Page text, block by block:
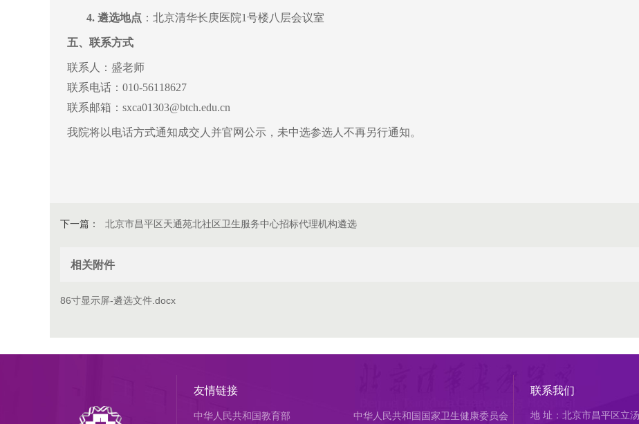
4. 遴选地点 ：北京清华长庚医院1号楼八层会议室
五、 联系方式
联系人：盛老师
联系电话：010-56118627
联系邮箱：sxca01303@btch.edu.cn
我院将以电话方式通知成交人并官网公示，未中选参选人不再另行通知。
下一篇： 北京市昌平区天通苑北社区卫生服务中心招标代理机构遴选
相关附件
86寸显示屏-遴选文件.docx
友情链接
中华人民共和国教育部 中华人民共和国国家卫生健康委员会
联系我们
地 址：北京市昌平区立